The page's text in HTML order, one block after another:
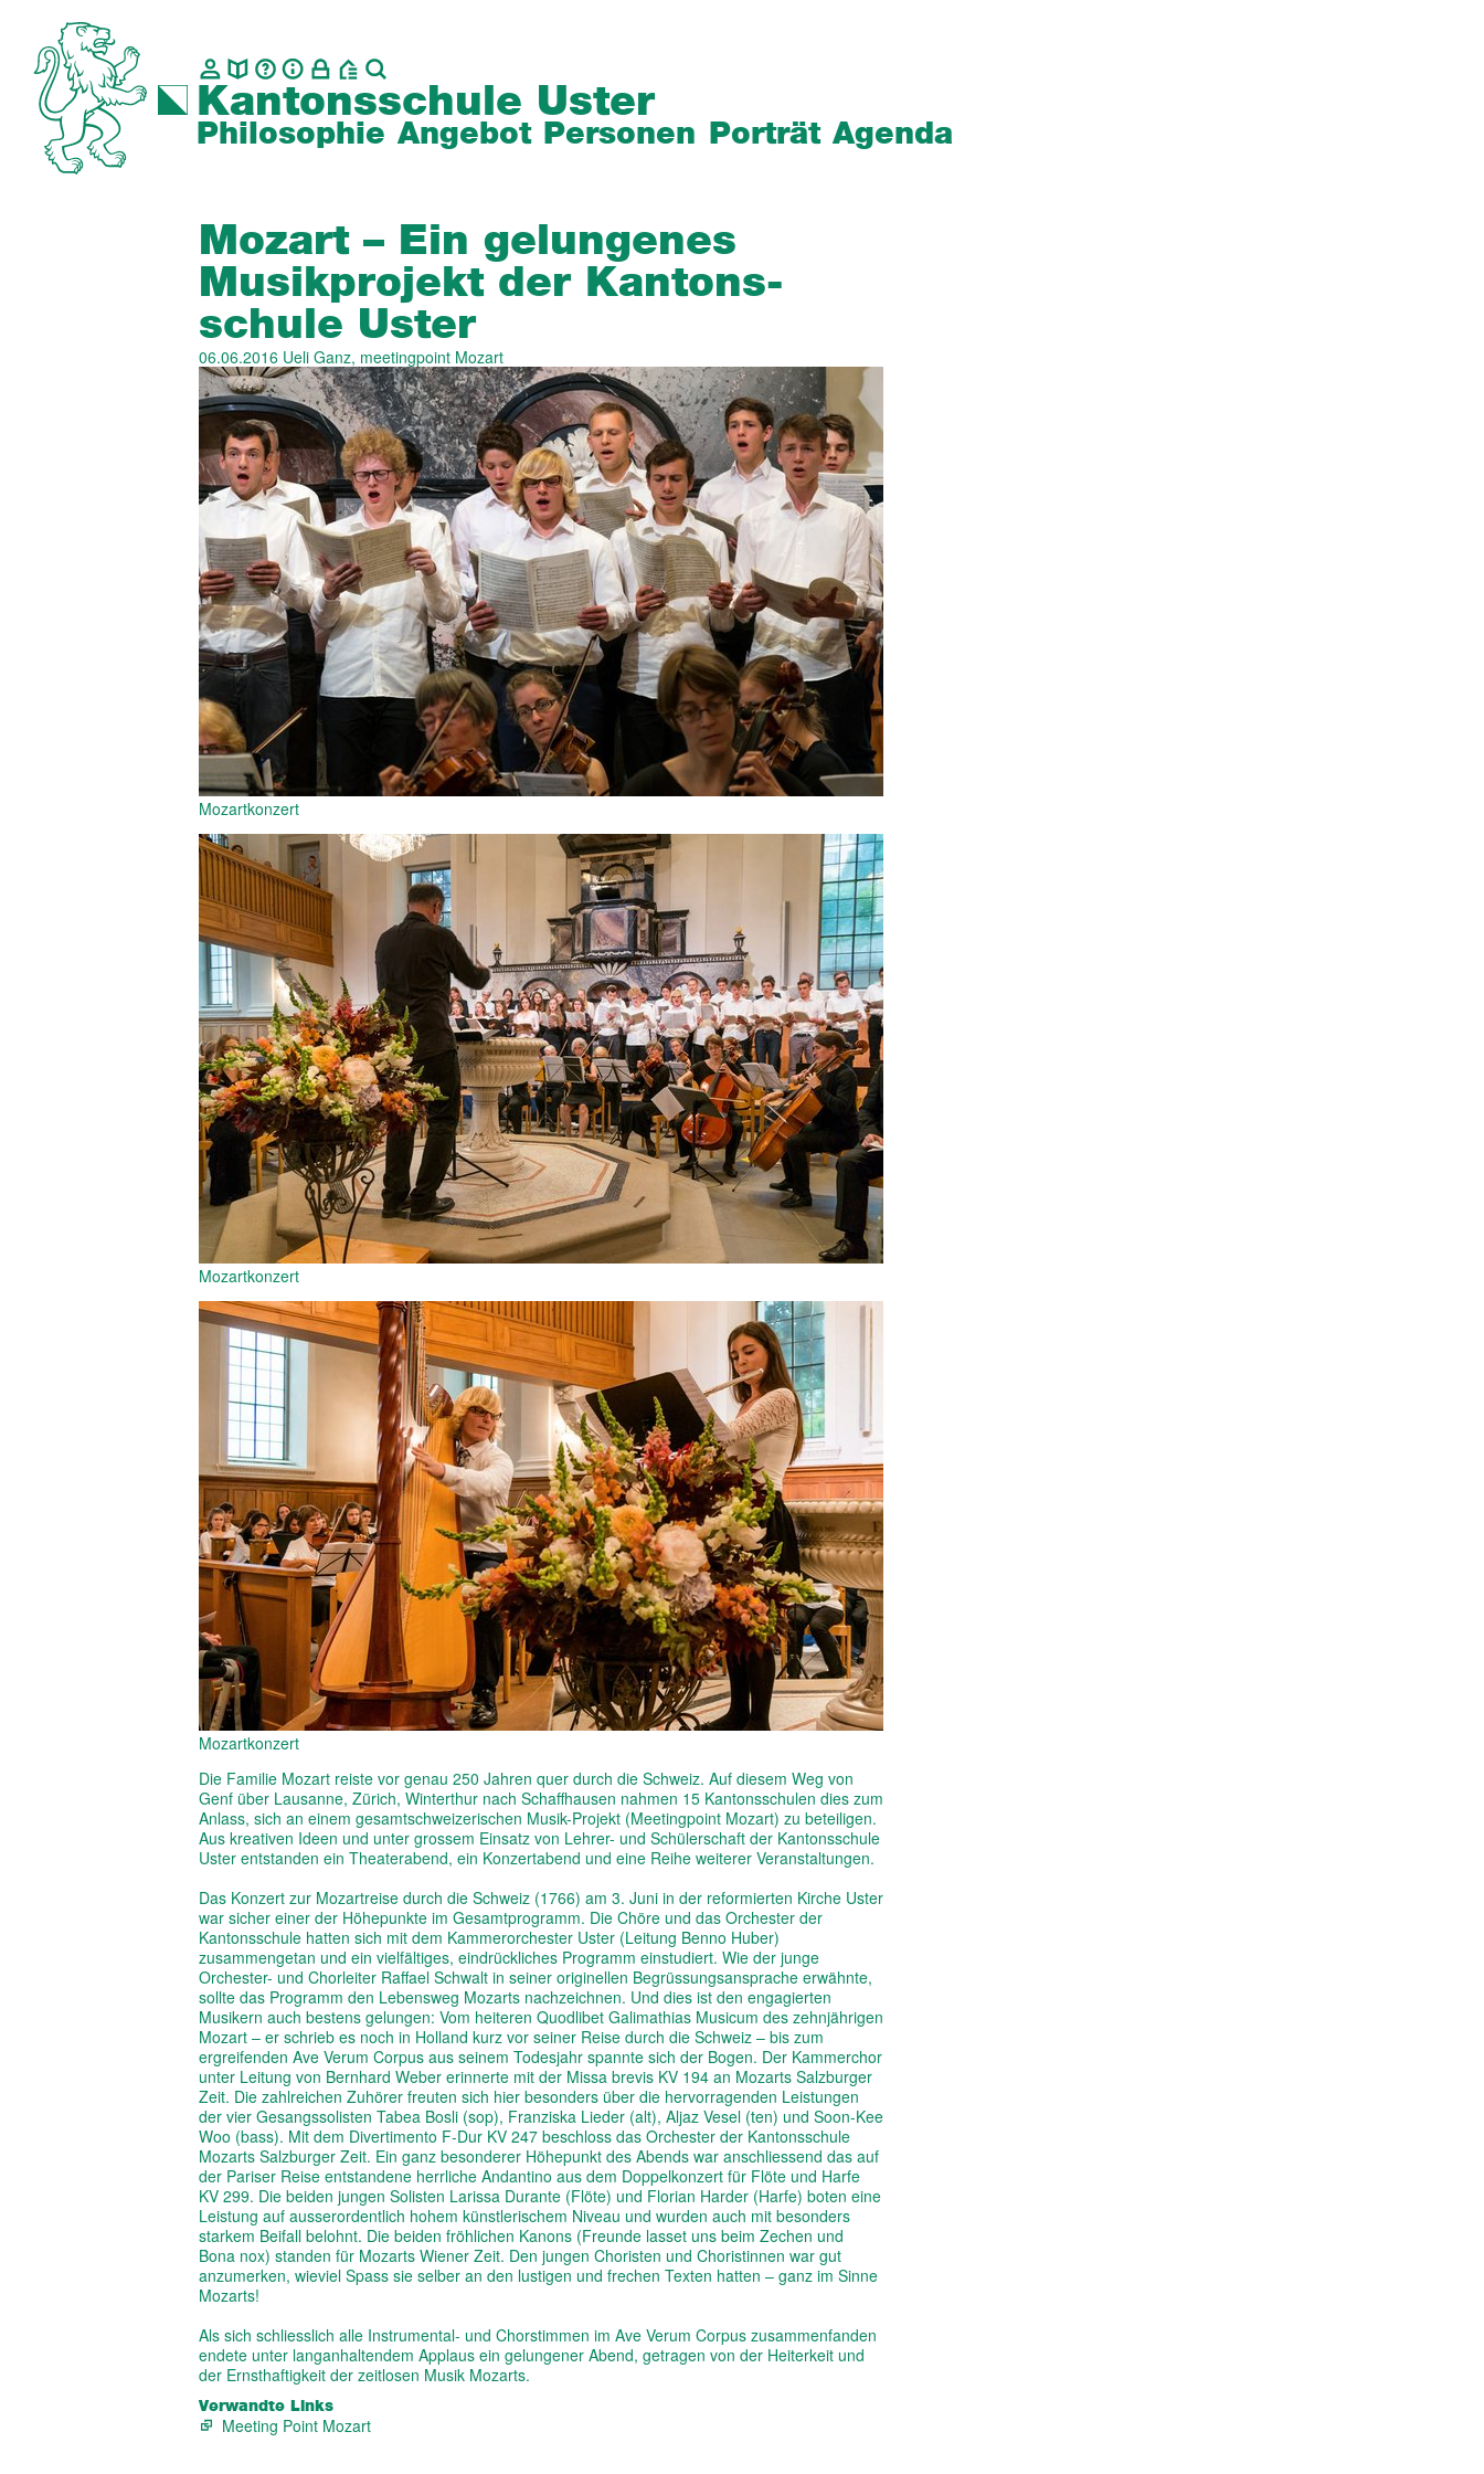
Kantonsschule Uster
Philosophie Angebot Personen Porträt Agenda
Mozart – Ein gelungenes
Musik­projekt der Kantons­
schule Uster
06.06.2016 Ueli Ganz, meetingpoint Mozart
Mozartkonzert
Mozartkonzert
Mozartkonzert
Die Familie Mozart reiste vor genau 250 Jahren quer durch die Schweiz. Auf diesem Weg von
Genf über Lausanne, Zürich, Winterthur nach Schaffhausen nahmen 15 Kantonsschulen dies zum
Anlass, sich an einem gesamtschweizerischen Musik-Projekt (Meetingpoint Mozart) zu beteiligen.
Aus kreativen Ideen und unter grossem Einsatz von Lehrer- und Schülerschaft der Kantonsschule
Uster entstanden ein Theaterabend, ein Konzertabend und eine Reihe weiterer Veranstaltungen.
Das Konzert zur Mozartreise durch die Schweiz (1766) am 3. Juni in der reformierten Kirche Uster
war sicher einer der Höhepunkte im Gesamtprogramm. Die Chöre und das Orchester der
Kantonsschule hatten sich mit dem Kammerorchester Uster (Leitung Benno Huber)
zusammengetan und ein vielfältiges, eindrückliches Programm einstudiert. Wie der junge
Orchester- und Chorleiter Raffael Schwalt in seiner originellen Begrüssungsansprache erwähnte,
sollte das Programm den Lebensweg Mozarts nachzeichnen. Und dies ist den engagierten
Musikern auch bestens gelungen: Vom heiteren Quodlibet Galimathias Musicum des zehnjährigen
Mozart – er schrieb es noch in Holland kurz vor seiner Reise durch die Schweiz – bis zum
ergreifenden Ave Verum Corpus aus seinem Todesjahr spannte sich der Bogen. Der Kammerchor
unter Leitung von Bernhard Weber erinnerte mit der Missa brevis KV 194 an Mozarts Salzburger
Zeit. Die zahlreichen Zuhörer freuten sich hier besonders über die hervorragenden Leistungen
der vier Gesangssolisten Tabea Bosli (sop), Franziska Lieder (alt), Aljaz Vesel (ten) und Soon-Kee
Woo (bass). Mit dem Divertimento F-Dur KV 247 beschloss das Orchester der Kantonsschule
Mozarts Salzburger Zeit. Ein ganz besonderer Höhepunkt des Abends war anschliessend das auf
der Pariser Reise entstandene herrliche Andantino aus dem Doppelkonzert für Flöte und Harfe
KV 299. Die beiden jungen Solisten Larissa Durante (Flöte) und Florian Harder (Harfe) boten eine
Leistung auf ausserordentlich hohem künstlerischem Niveau und wurden auch mit besonders
starkem Beifall belohnt. Die beiden fröhlichen Kanons (Freunde lasset uns beim Zechen und
Bona nox) standen für Mozarts Wiener Zeit. Den jungen Choristen und Choristinnen war gut
anzumerken, wieviel Spass sie selber an den lustigen und frechen Texten hatten – ganz im Sinne
Mozarts!
Als sich schliesslich alle Instrumental- und Chorstimmen im Ave Verum Corpus zusammenfanden
endete unter langanhaltendem Applaus ein gelungener Abend, getragen von der Heiterkeit und
der Ernsthaftigkeit der zeitlosen Musik Mozarts.
Verwandte Links
Meeting Point Mozart